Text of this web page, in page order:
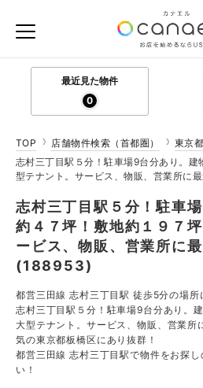
最近見た物件
0
TOP 店舗物件検索（首都圏）
東京
志村三丁目駅５分！駐車場9台分あり。建
型テナント。サービス、物販、営業所に
志村三丁目駅５分！駐車
約４７坪！敷地約１９７
ービス、物販、営業所に
(188953)
都営三田線 志村三丁目駅 徒歩5分の場所
志村三丁目駅５分！駐車場9台分あり。
大型テナント。サービス、物販、営業所
気の東京都板橋区にあり抜群！
都営三田線 志村三丁目駅で物件をお探
い！